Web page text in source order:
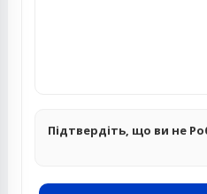
Підтвердіть, що ви не